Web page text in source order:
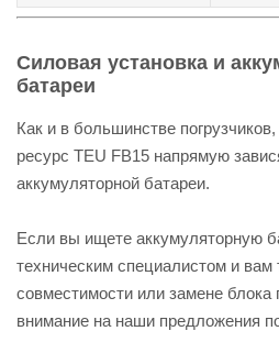
Силовая установка и
батареи
Как и в большинстве
ресурс TEU FB15 напрямую
аккумуляторной батареи.
Если вы ищете аккумуляторную
техническим специалистом и
совместимости или замене блока
внимание на наши предложения